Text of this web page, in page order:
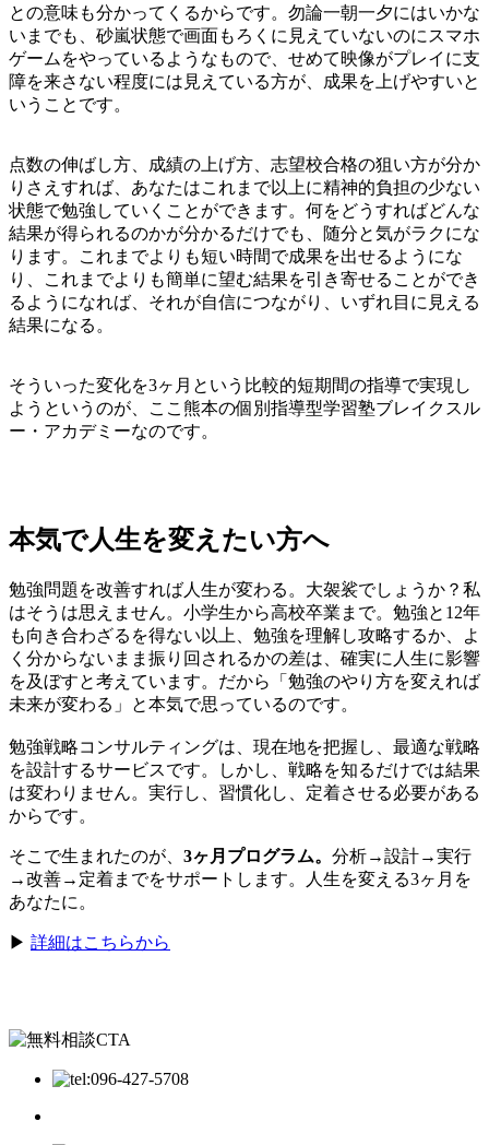
との意味も分かってくるからです。勿論一朝一夕にはいかな
いまでも、砂嵐状態で画面もろくに見えていないのにスマホ
ゲームをやっているようなもので、せめて映像がプレイに支
障を来さない程度には見えている方が、成果を上げやすいと
いうことです。
点数の伸ばし方、成績の上げ方、志望校合格の狙い方が分か
りさえすれば、あなたはこれまで以上に精神的負担の少ない
状態で勉強していくことができます。何をどうすればどんな
結果が得られるのかが分かるだけでも、随分と気がラクにな
ります。これまでよりも短い時間で成果を出せるようにな
り、これまでよりも簡単に望む結果を引き寄せることができ
るようになれば、それが自信につながり、いずれ目に見える
結果になる。
そういった変化を3ヶ月という比較的短期間の指導で実現し
ようというのが、ここ熊本の個別指導型学習塾ブレイクスル
ー・アカデミーなのです。
本気で人生を変えたい方へ
勉強問題を改善すれば人生が変わる。大袈裟でしょうか？私
はそうは思えません。小学生から高校卒業まで。勉強と12年
も向き合わざるを得ない以上、勉強を理解し攻略するか、よ
く分からないまま振り回されるかの差は、確実に人生に影響
を及ぼすと考えています。だから「勉強のやり方を変えれば
未来が変わる」と本気で思っているのです。
勉強戦略コンサルティングは、現在地を把握し、最適な戦略
を設計するサービスです。しかし、戦略を知るだけでは結果
は変わりません。実行し、習慣化し、定着させる必要がある
からです。
そこで生まれたのが、 3ヶ月プログラム。 分析→設計→実行
→改善→定着までをサポートします。人生を変える3ヶ月を
あなたに。
▶ 詳細はこちらから